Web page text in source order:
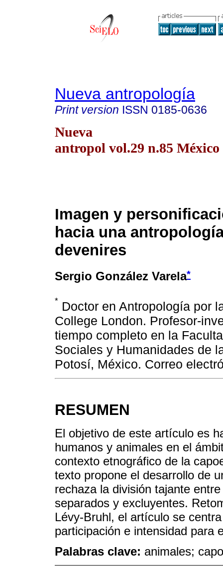
Nueva antropología
Print version ISSN 0185-0636
Nueva
antropol vol.29 n.85 México
Imagen y
hacia una
devenires
Sergio González Varela*
* Doctor en Antropología por
College London. Profesor-
tiempo completo en la
Sociales y Humanidades de
Potosí, México. Correo
RESUMEN
El objetivo de este artículo es
humanos y animales en el
contexto etnográfico de la
texto propone el desarrollo de
rechaza la división tajante
separados y excluyentes.
Lévy-Bruhl, el artículo se
participación e intensidad para
Palabras clave: animales;